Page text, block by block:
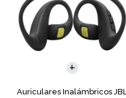
Auriculares Inalámbricos JBL